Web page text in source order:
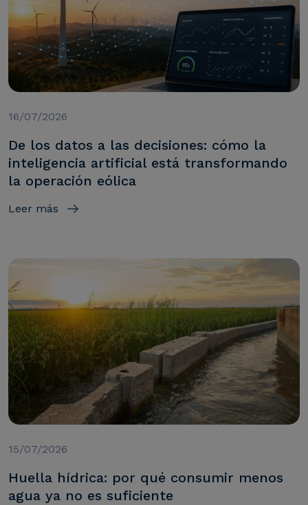
16/07/2026
De los datos a las decisiones: cómo la
inteligencia artificial está transformando
la operación eólica
Leer más
15/07/2026
Huella hídrica: por qué consumir menos
agua ya no es suficiente